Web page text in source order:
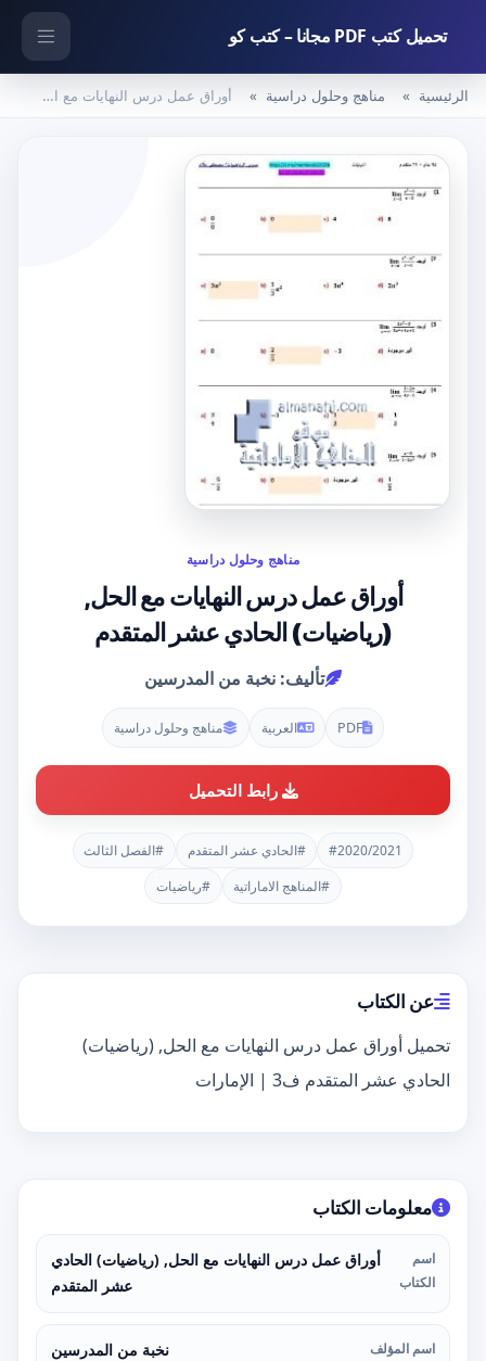
تحميل كتب PDF مجانا – كتب كو
الرئيسية مناهج وحلول دراسية أوراق عمل درس النهايات مع الحل, (رياضيات) الحادي عشر المتقدم
مناهج وحلول دراسية
أوراق عمل درس النهايات مع الحل,
(رياضيات) الحادي عشر المتقدم
تأليف: نخبة من المدرسين
PDF العربية مناهج وحلول دراسية
رابط التحميل
#2020/2021 #الحادي عشر المتقدم
#الفصل الثالث
#المناهج الاماراتية
#رياضيات
عن الكتاب
تحميل أوراق عمل درس النهايات مع الحل, (رياضيات)
الحادي عشر المتقدم ف3 | الإمارات
معلومات الكتاب
اسم
الكتاب
أوراق عمل درس النهايات مع الحل, (رياضيات) الحادي
عشر المتقدم
اسم المؤلف نخبة من المدرسين